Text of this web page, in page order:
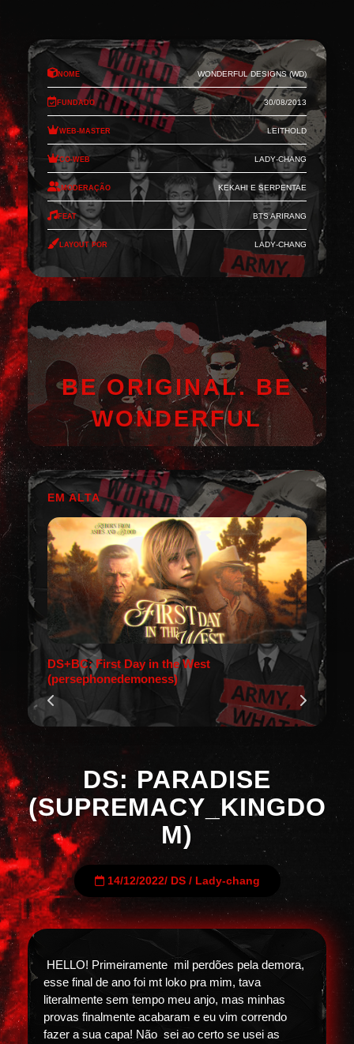
Nome Wonderful Designs (WD)
Fundado 30/08/2013
Web-Master Leithold
Co-Web Lady-Chang
Moderação Kekahi e Serpentae
Feat BTS Arirang
Layout por Lady-Chang
BE ORIGINAL. BE
WONDERFUL
EM ALTA
DS+BC: First Day in the West
(persephonedemoness)
DS: PARADISE
(SUPREMACY_KINGDO
M)
14/12/2022/ DS/ Lady-chang
HELLO! Primeiramente mil perdões pela demora,
esse final de ano foi mt loko pra mim, tava
literalmente sem tempo meu anjo, mas minhas
provas finalmente acabaram e eu vim correndo
fazer a sua capa! Não sei ao certo se usei as